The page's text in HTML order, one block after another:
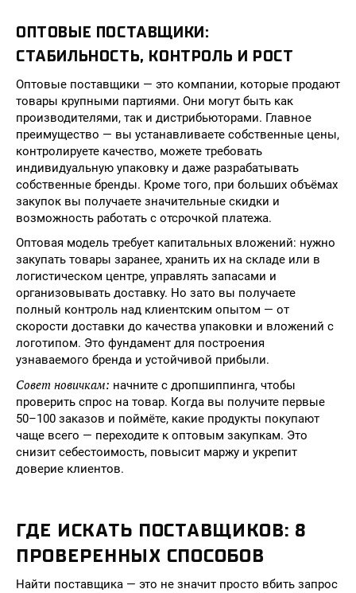
ОПТОВЫЕ ПОСТАВЩИКИ:
СТАБИЛЬНОСТЬ, КОНТРОЛЬ И РОСТ
Оптовые поставщики — это компании, которые продают
товары крупными партиями. Они могут быть как
производителями, так и дистрибьюторами. Главное
преимущество — вы устанавливаете собственные цены,
контролируете качество, можете требовать
индивидуальную упаковку и даже разрабатывать
собственные бренды. Кроме того, при больших объёмах
закупок вы получаете значительные скидки и
возможность работать с отсрочкой платежа.
Оптовая модель требует капитальных вложений: нужно
закупать товары заранее, хранить их на складе или в
логистическом центре, управлять запасами и
организовывать доставку. Но зато вы получаете
полный контроль над клиентским опытом — от
скорости доставки до качества упаковки и вложений с
логотипом. Это фундамент для построения
узнаваемого бренда и устойчивой прибыли.
Совет новичкам: начните с дропшиппинга, чтобы
проверить спрос на товар. Когда вы получите первые
50–100 заказов и поймёте, какие продукты покупают
чаще всего — переходите к оптовым закупкам. Это
снизит себестоимость, повысит маржу и укрепит
доверие клиентов.
ГДЕ ИСКАТЬ ПОСТАВЩИКОВ: 8
ПРОВЕРЕННЫХ СПОСОБОВ
Найти поставщика — это не значит просто вбить запрос